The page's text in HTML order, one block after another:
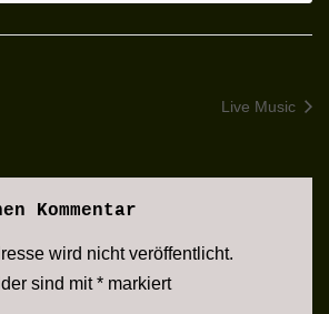
Live Music
Kommentar
wird nicht veröffentlicht.
sind mit* markiert